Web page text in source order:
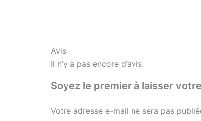
Avis
Il n’y a pas encore d’avis.
Soyez le premier à laisser votre
Votre adresse e-mail ne sera pas